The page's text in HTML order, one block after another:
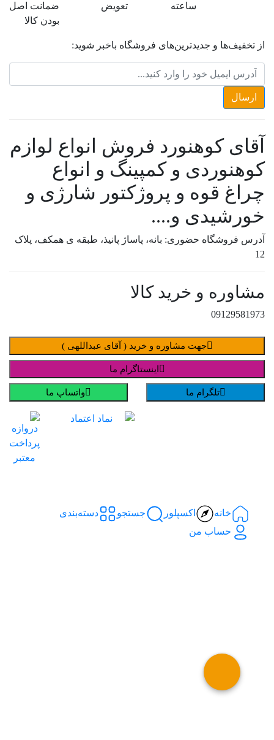
ساعته
تعویض
ضمانت اصل
بودن کالا
از تخفیف‌ها و جدیدترین‌های فروشگاه باخبر شوید:
آقای کوهنورد فروش انواع لوازم
کوهنوردی و کمپینگ و انواع
چراغ قوه و پروژکتور شارژی و
خورشیدی و....
آدرس فروشگاه حضوری: بانه، پاساژ پانیذ، طبقه ی همکف، پلاک
12
مشاوره و خرید کالا
09129581973
جهت مشاوره و خرید ( آقای عبداللهی )
اینستاگرام ما
تلگرام ما واتساپ ما
خانه اکسپلور جستجو
دسته‌بندی‌
حساب من